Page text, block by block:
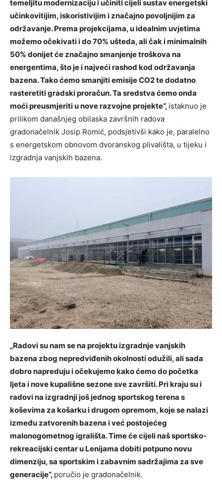
temeljitu modernizaciju i učiniti cijeli sustav energetski
učinkovitijim, iskoristivijim i značajno povoljnijim za
održavanje. Prema projekcijama, u idealnim uvjetima
možemo očekivati i do 70% ušteda, ali čak i minimalnih
50% donijet će značajno smanjenje troškova na
energentima, što je i najveći rashod kod održavanja
bazena. Tako ćemo smanjiti emisije CO2 te dodatno
rasteretiti gradski proračun. Ta sredstva ćemo onda
moći preusmjeriti u nove razvojne projekte“, istaknuo je
prilikom današnjeg obilaska završnih radova
gradonačelnik Josip Romić, podsjetivši kako je, paralelno
s energetskom obnovom dvoranskog plivališta, u tijeku i
izgradnja vanjskih bazena.
„Radovi su nam se na projektu izgradnje vanjskih
bazena zbog nepredviđenih okolnosti odužili, ali sada
dobro napreduju i očekujemo kako ćemo do početka
ljeta i nove kupališne sezone sve završiti. Pri kraju su i
radovi na izgradnji još jednog sportskog terena s
koševima za košarku i drugom opremom, koje se nalazi
između zatvorenih bazena i već postojećeg
malonogometnog igrališta. Time će cijeli naš sportsko-
rekreacijski centar u Lenijama dobiti potpuno novu
dimenziju, sa sportskim i zabavnim sadržajima za sve
generacije“, poručio je gradonačelnik.